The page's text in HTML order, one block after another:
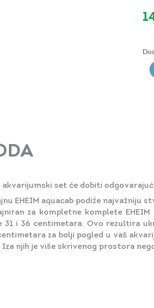
crna
akvarijumski set će dobiti
EHEIM aquacab podiže najvažniju
za kompletne komplete
i 36 centimetara. Ovo rezultira
za bolji pogled u vaš
njih je više skrivenog prostora